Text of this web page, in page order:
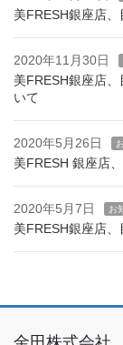
美FRESH銀座店
2020年11月30日
美FRESH銀座店
いて
2020年5月26日
美FRESH 銀座店
2020年5月7日 お
美FRESH銀座店